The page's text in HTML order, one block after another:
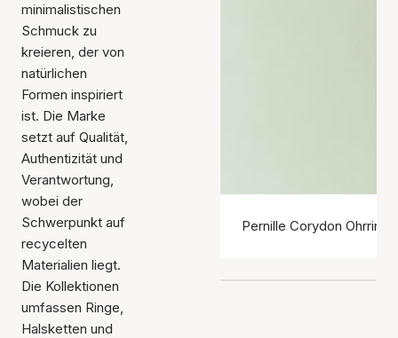
minimalistischen
Schmuck zu
kreieren, der von
natürlichen
Formen inspiriert
ist. Die Marke
setzt auf Qualität,
Authentizität und
Verantwortung,
wobei der
Schwerpunkt auf
recycelten
Materialien liegt.
Die Kollektionen
umfassen Ringe,
Halsketten und
Pernille Corydon Ohrringe